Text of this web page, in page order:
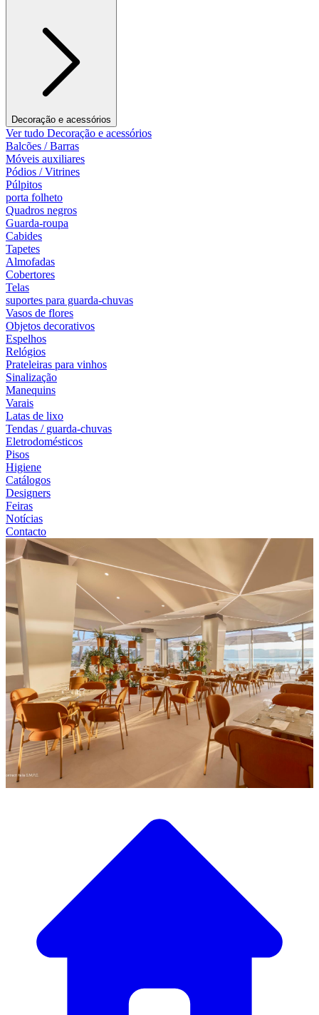
Decoração e acessórios
Ver tudo Decoração e acessórios
Balcões / Barras
Móveis auxiliares
Pódios / Vitrines
Púlpitos
porta folheto
Quadros negros
Guarda-roupa
Cabides
Tapetes
Almofadas
Cobertores
Telas
suportes para guarda-chuvas
Vasos de flores
Objetos decorativos
Espelhos
Relógios
Prateleiras para vinhos
Sinalização
Manequins
Varais
Latas de lixo
Tendas / guarda-chuvas
Eletrodomésticos
Pisos
Higiene
Catálogos
Designers
Feiras
Notícias
Contacto
Descubra a nossa ampla seleção de mobiliário de design
Nosso Catálogo de
Mobiliário
temos tudo o que precisa para criar o ambiente perfeito.